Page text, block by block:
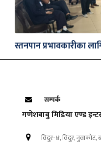
स्तनपान प्रभावकारीका
सम्पर्क
गणेशबाबु मिडिया एण्ड
विदुर-४, विदुर, नुवाकोट,